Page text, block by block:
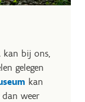
kan bij ons,
gelegen
kan
dan weer